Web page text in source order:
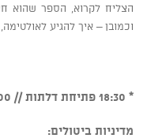
הצליח לקרוא, הספר שהוא
וכמובן – איך להגיע
* 18:30 פתיחת דלתות // 19:00 תחילת הרצאה
מדיניות ביטולים: